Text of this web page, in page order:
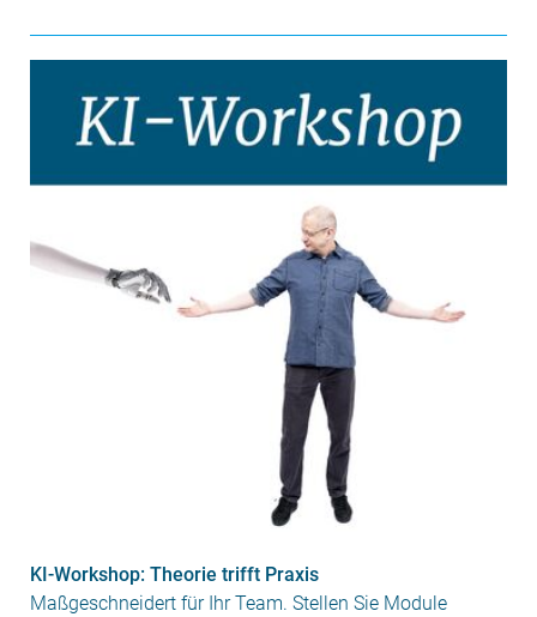
KI-Workshop: Theorie trifft Praxis
Maßgeschneidert für Ihr Team. Stellen Sie Module